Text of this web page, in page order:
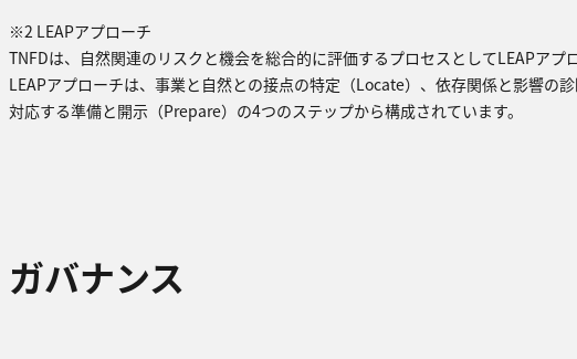
※2 LEAPアプローチ
TNFDは、自然関連のリスクと機会を総合的に評価するプロセスとしてLEAPアプ
LEAPアプローチは、事業と自然との接点の特定（Locate）、依存関係と影響
対応する準備と開示（Prepare）の4つのステップから構成されています。
ガバナンス